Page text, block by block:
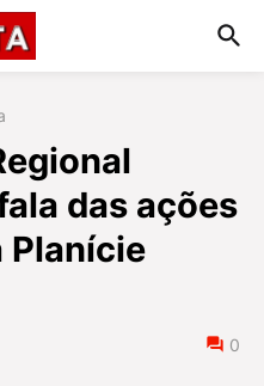
das ações
Planície
0